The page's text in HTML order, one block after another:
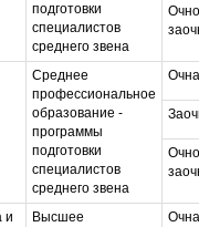
подготовки
специалистов
среднего звена
Среднее
профессиональное
образование -
программы
подготовки
специалистов
среднего звена
и
Высшее